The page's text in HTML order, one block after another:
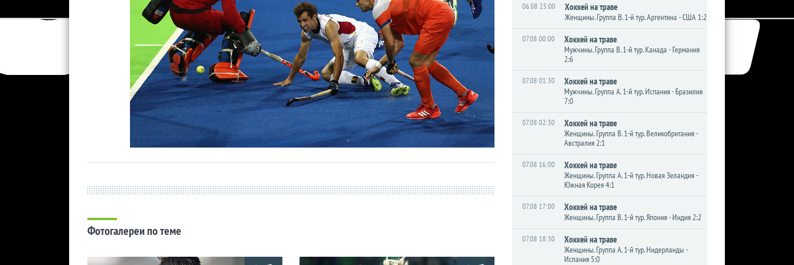
06.08 23:00 Хоккей на траве
Женщины. Группа B. 1-й тур. Аргентина - США 1:2
07.08 00:00 Хоккей на траве
Мужчины. Группа B. 1-й тур. Канада - Германия
2:6
07.08 01:30 Хоккей на траве
Мужчины. Группа A. 1-й тур. Испания - Бразилия
7:0
07.08 02:30 Хоккей на траве
Женщины. Группа B. 1-й тур. Великобритания -
Австралия 2:1
07.08 16:00 Хоккей на траве
Женщины. Группа A. 1-й тур. Новая Зеландия -
Южная Корея 4:1
07.08 17:00 Хоккей на траве
Женщины. Группа B. 1-й тур. Япония - Индия 2:2
07.08 18:30 Хоккей на траве
Женщины. Группа A. 1-й тур. Нидерланды -
Испания 5:0
Фотогалереи по теме